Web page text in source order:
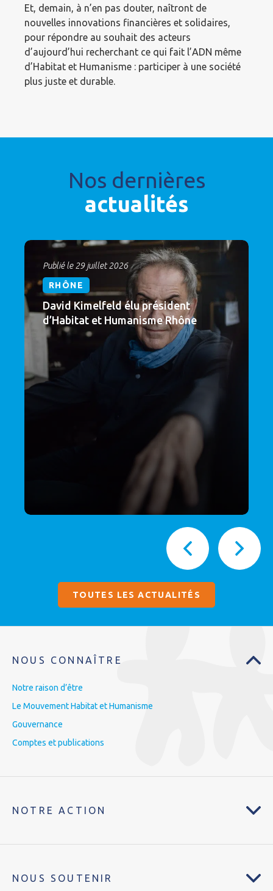
Et, demain, à n’en pas douter, naîtront de
nouvelles innovations financières et solidaires,
pour répondre au souhait des acteurs
d’aujourd’hui recherchant ce qui fait l’ADN même
d’Habitat et Humanisme : participer à une société
plus juste et durable.
Nos dernières
actualités
Publié le 29 juillet 2026
RHÔNE
David Kimelfeld élu président
d’Habitat et Humanisme Rhône
TOUTES LES ACTUALITÉS
NOUS CONNAÎTRE
Notre raison d’être
Le Mouvement Habitat et Humanisme
Gouvernance
Comptes et publications
NOTRE ACTION
NOUS SOUTENIR